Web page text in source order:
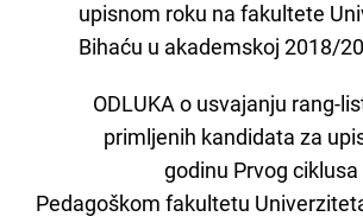
upisnom roku na fakultete
Bihaću u akademskoj 2018/
ODLUKA o usvajanju rang-
primljenih kandidata za
godinu Prvog
Pedagoškom fakultetu